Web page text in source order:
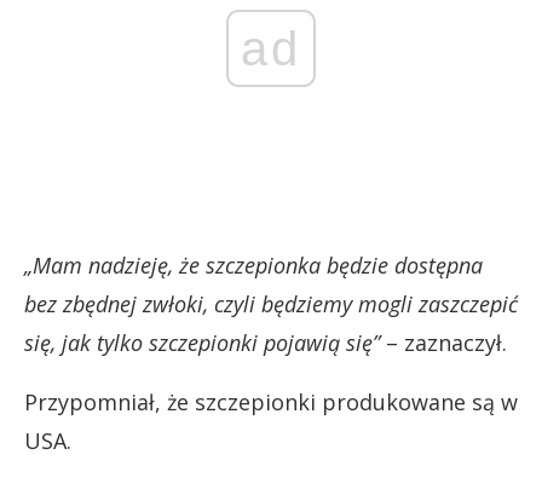
ad
„Mam nadzieję, że szczepionka będzie dostępna
bez zbędnej zwłoki, czyli będziemy mogli zaszczepić
się, jak tylko szczepionki pojawią się”– zaznaczył.
Przypomniał, że szczepionki produkowane są w
USA.